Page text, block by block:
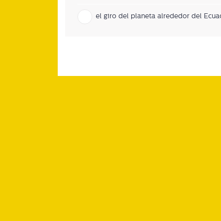
el giro del planeta alrededor del